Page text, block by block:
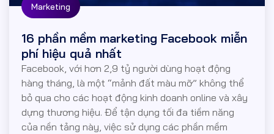
Marketing
16 phần mềm marketing Facebook miễn
phí hiệu quả nhất
Facebook, với hơn 2,9 tỷ người dùng hoạt động
hàng tháng, là một “mảnh đất màu mỡ” không thể
bỏ qua cho các hoạt động kinh doanh online và xây
dựng thương hiệu. Để tận dụng tối đa tiềm năng
của nền tảng này, việc sử dụng các phần mềm